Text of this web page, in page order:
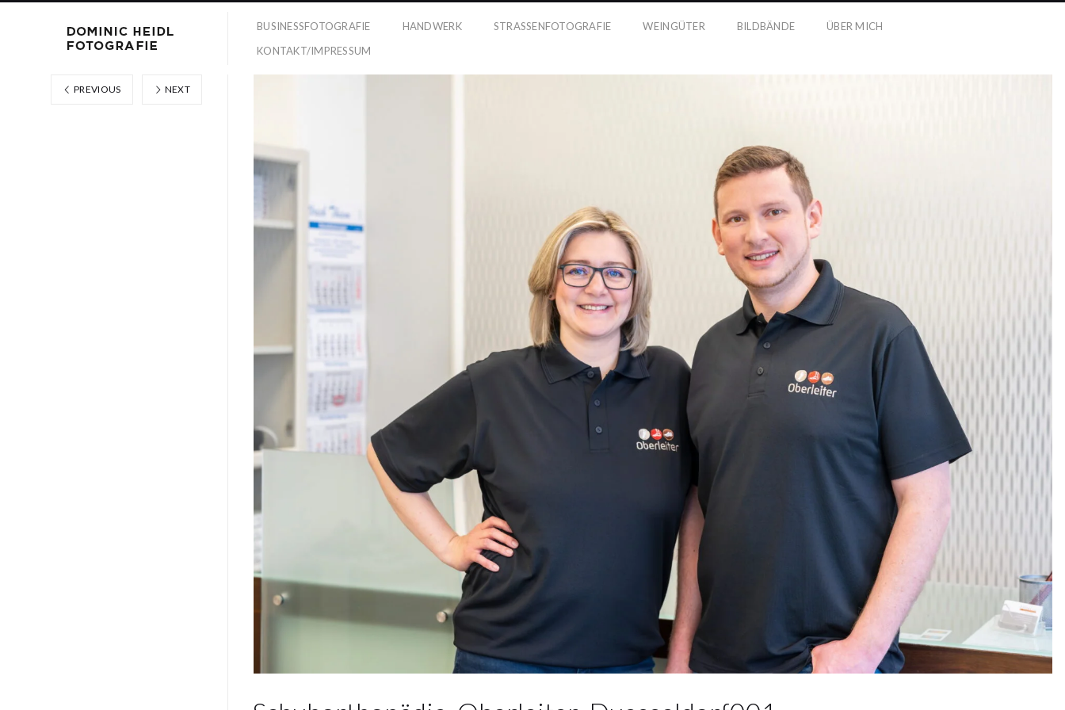
BUSINESSFOTOGRAFIE HANDWERK STRASSENFOTOGRAFIE WEINGÜTER BILDBÄNDE
ÜBER MICH
KONTAKT/IMPRESSUM
PREVIOUS NEXT